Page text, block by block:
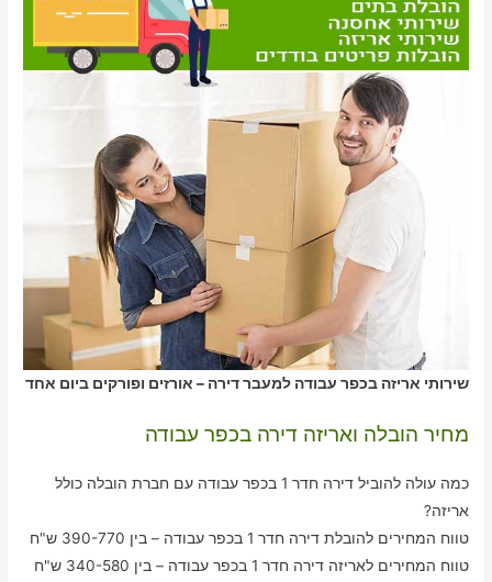
שירותי אריזה בכפר עבודה למעבר דירה – אורזים ופורקים ביום אחד
מחיר הובלה ואריזה דירה בכפר עבודה
כמה עולה להוביל דירה חדר 1 בכפר עבודה עם חברת הובלה כולל
אריזה?
טווח המחירים להובלת דירה חדר 1 בכפר עבודה – בין 390-770 ש"ח
טווח המחירים לאריזה דירה חדר 1 בכפר עבודה – בין 340-580 ש"ח